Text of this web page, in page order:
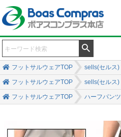
フットサルウェアTOP sells(セルス)
フットサルウェアTOP sells(セルス)
フットサルウェアTOP ハーフパンツ